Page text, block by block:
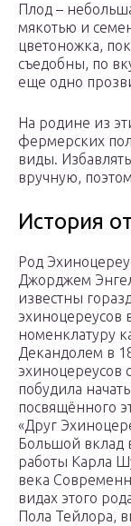
Плод –
мякотью и
цветоножка,
съедобны, по
еще одно
На родине из
фермерских
виды.
вручную,
История
Род
Джорджем
известны
эхиноцереусов
номенклатуру
Декандолем в
эхиноцереусов
побудила
посвящённого
«Друг
Большой вклад
работы Карла
века
видах этого
Пола Тейлора,